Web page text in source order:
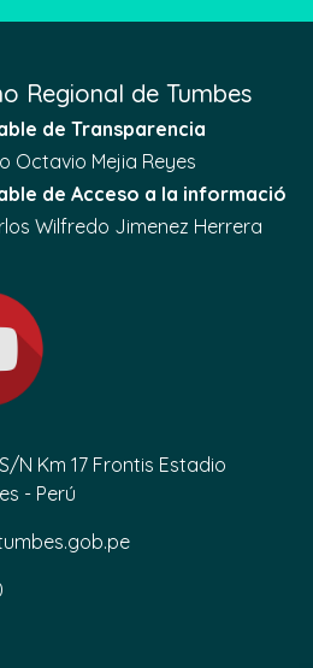
Regional de Tumbes
de Transparencia
Octavio Mejia Reyes
de Acceso a la informació
Wilfredo Jimenez Herrera
N Km 17 Frontis Estadio
- Perú